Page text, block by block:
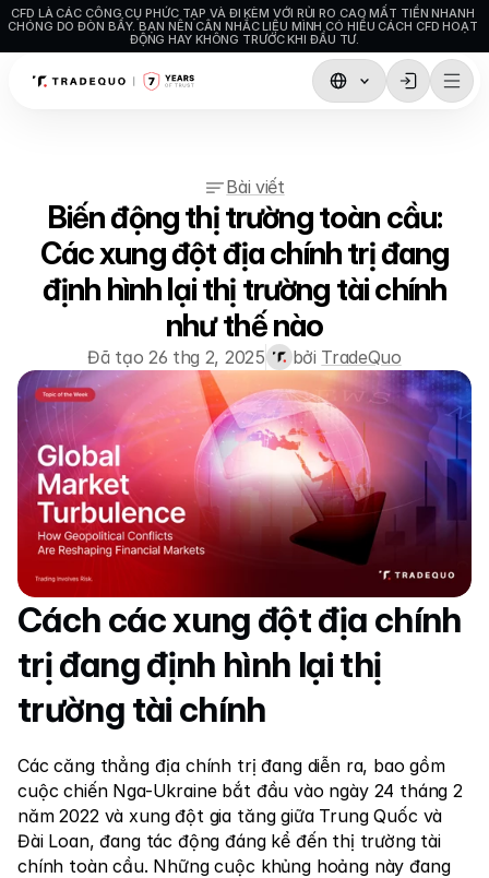
CFD LÀ CÁC CÔNG CỤ PHỨC TẠP VÀ ĐI KÈM VỚI RỦI RO CAO MẤT TIỀN NHANH
CHÓNG DO ĐÒN BẨY. BẠN NÊN CÂN NHẮC LIỆU MÌNH CÓ HIỂU CÁCH CFD HOẠT
ĐỘNG HAY KHÔNG TRƯỚC KHI ĐẦU TƯ.
MetaTrader5
MetaTrader4
Social Trading
Nạp tiền & Rút tiền
Loại tài khoản
Thông số kỹ thuật
Thị trường
Forex
Kim loại
Chỉ số
Cổ phiếu
Năng lượng
Công ty
Introducing Brokers
Câu hỏi thường gặp
Bài viết
Biến động thị trường toàn cầu:
Các xung đột địa chính trị đang
định hình lại thị trường tài chính
như thế nào
Đã tạo 26 thg 2, 2025 bởi TradeQuo
Cách các xung đột địa chính
trị đang định hình lại thị
trường tài chính
Các căng thẳng địa chính trị đang diễn ra, bao gồm
cuộc chiến Nga-Ukraine bắt đầu vào ngày 24 tháng 2
năm 2022 và xung đột gia tăng giữa Trung Quốc và
Đài Loan, đang tác động đáng kể đến thị trường tài
chính toàn cầu. Những cuộc khủng hoảng này đang